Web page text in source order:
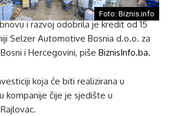
Foto: Biznis.info
i razvoj odobrila je kredit od 15
Selzer Automotive Bosnia d.o.o. za
i Hercegovini, piše BiznisInfo.ba.
koja će biti realizirana u
kompanije čije je sjedište u